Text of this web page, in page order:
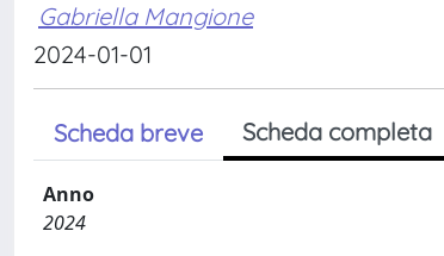
Gabriella Mangione
2024-01-01
Scheda breve Scheda completa
Anno
2024